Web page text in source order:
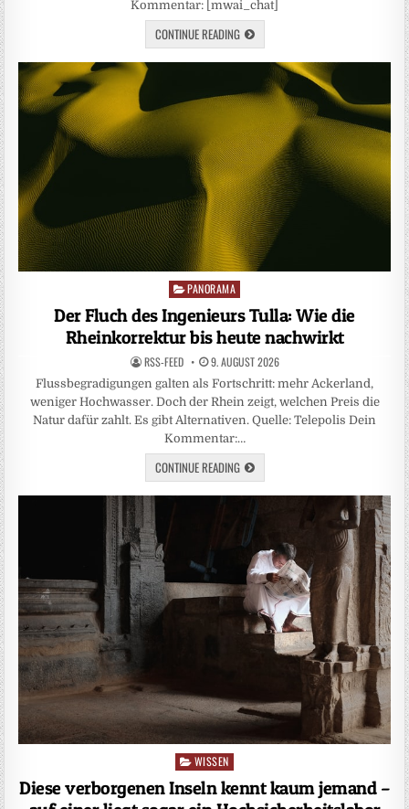
Kommentar: [mwai_chat]
CONTINUE READING
Posted
PANORAMA
Der Fluch des Ingenieurs Tulla: Wie die
Rheinkorrektur bis heute nachwirkt
RSS-FEED 9. AUGUST 2026
Flussbegradigungen galten als Fortschritt: mehr Ackerland,
weniger Hochwasser. Doch der Rhein zeigt, welchen Preis die
Natur dafür zahlt. Es gibt Alternativen. Quelle: Telepolis Dein
Kommentar:…
CONTINUE READING
Posted
WISSEN
Diese verborgenen Inseln kennt kaum jemand –